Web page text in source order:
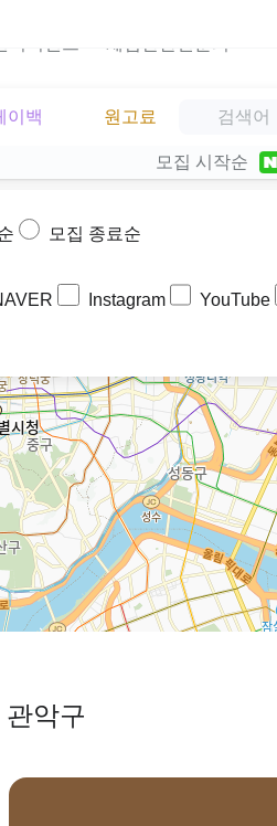
이백 원고료
모집 시작순
모집 종료순
Instagram YouTube
악구